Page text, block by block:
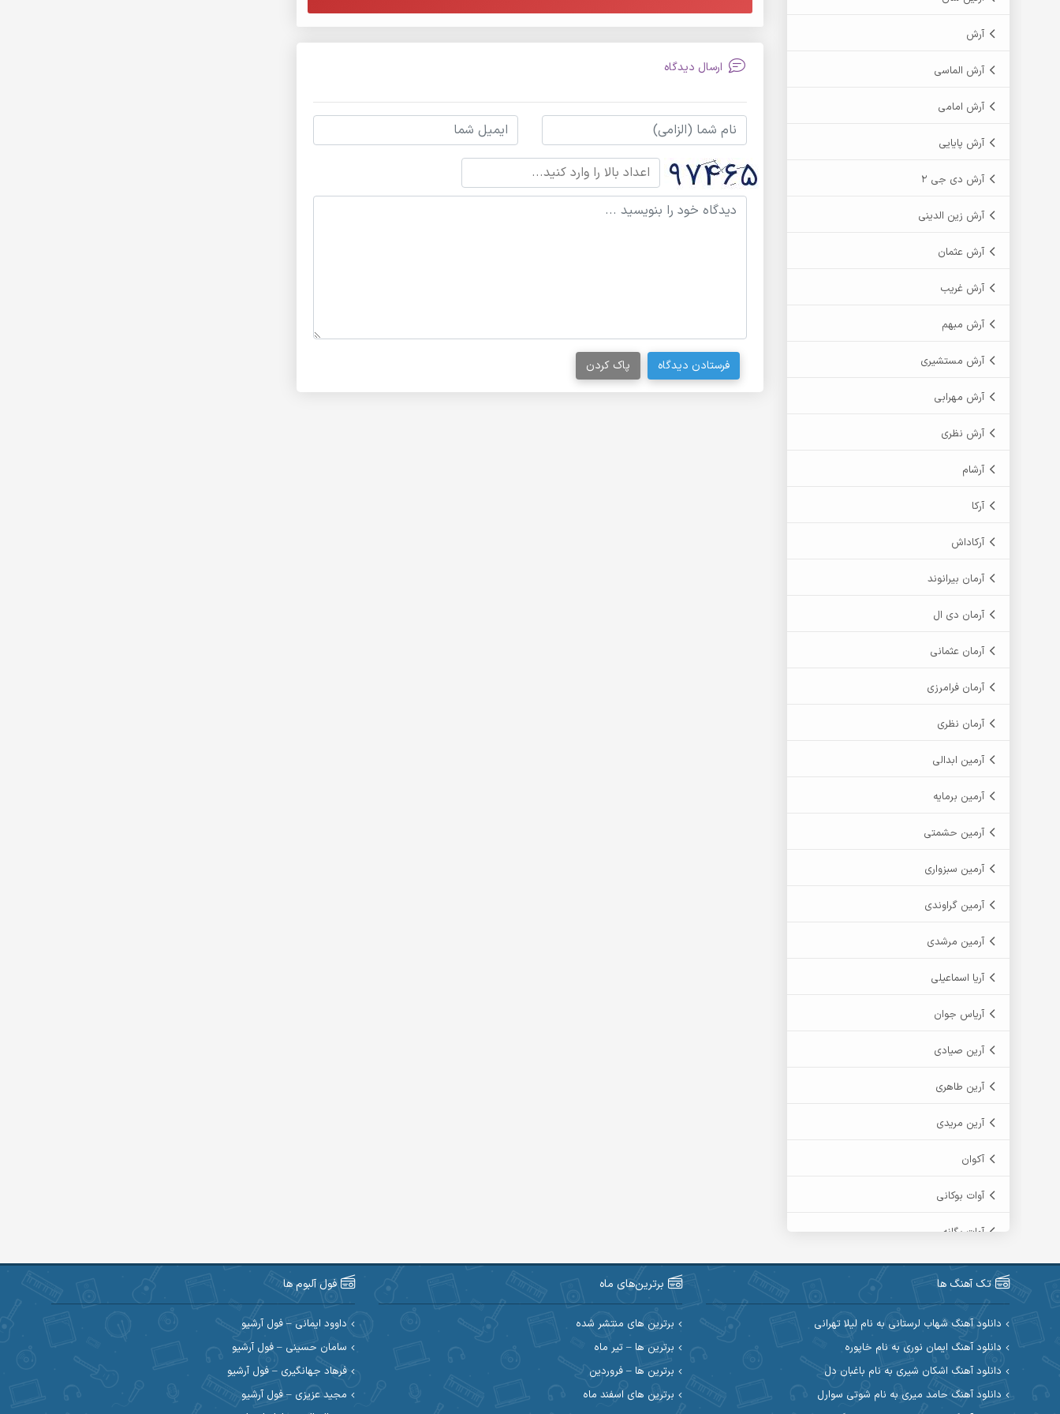
آرش
آرش الماسی
آرش امامی
آرش پایایی
آرش دی جی 2
آرش زین الدینی
آرش عثمان
آرش غریب
آرش مبهم
آرش مستشیری
آرش مهرابی
آرش نظری
آرشام
آرکا
آرکاداش
آرمان بیرانوند
آرمان دی ال
آرمان عثمانی
آرمان فرامرزی
آرمان نظری
آرمین ابدالی
آرمین برمایه
آرمین حشمتی
آرمین سبزواری
آرمین گراوندی
آرمین مرشدی
آریا اسماعیلی
آریاس جوان
آرین صیادی
آرین طاهری
آرین مریدی
آکوان
آوات بوکانی
آوات یگانه
آیت احمدنژاد
آیهان
ابراهیم شمس
ابوالحسن جاویدان
ارسال دیدگاه
فرستادن دیدگاه پاک کردن
تک آهنگ ها
دانلود آهنگ شهاب لرستانی به نام لیلا تهرانی
دانلود آهنگ ایمان نوری به نام خاپوره
دانلود آهنگ اشکان شیری به نام باغبان دل
دانلود آهنگ حامد میری به نام شوتی سوارل
برترین‌های ماه
برترین های منتشر شده
برترین ها – تیر ماه
برترین ها – فروردین
برترین های اسفند ماه
فول آلبوم ها
داوود ایمانی – فول آرشیو
سامان حسینی – فول آرشیو
فرهاد جهانگیری – فول آرشیو
مجید عزیزی – فول آرشیو